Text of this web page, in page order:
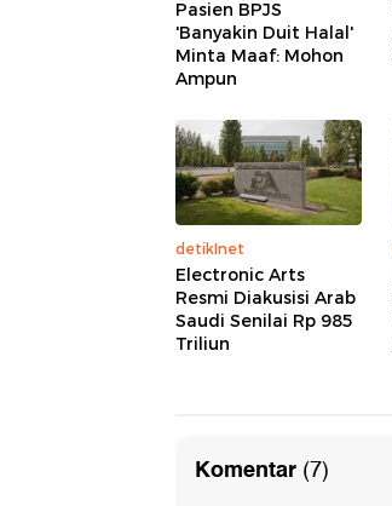
Pasien BPJS
'Banyakin Duit Halal'
Minta Maaf: Mohon
Ampun
detikInet
Electronic Arts
Resmi Diakusisi Arab
Saudi Senilai Rp 985
Triliun